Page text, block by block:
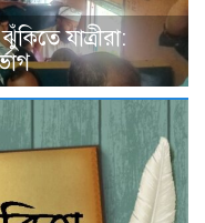
যাত্রীরা: